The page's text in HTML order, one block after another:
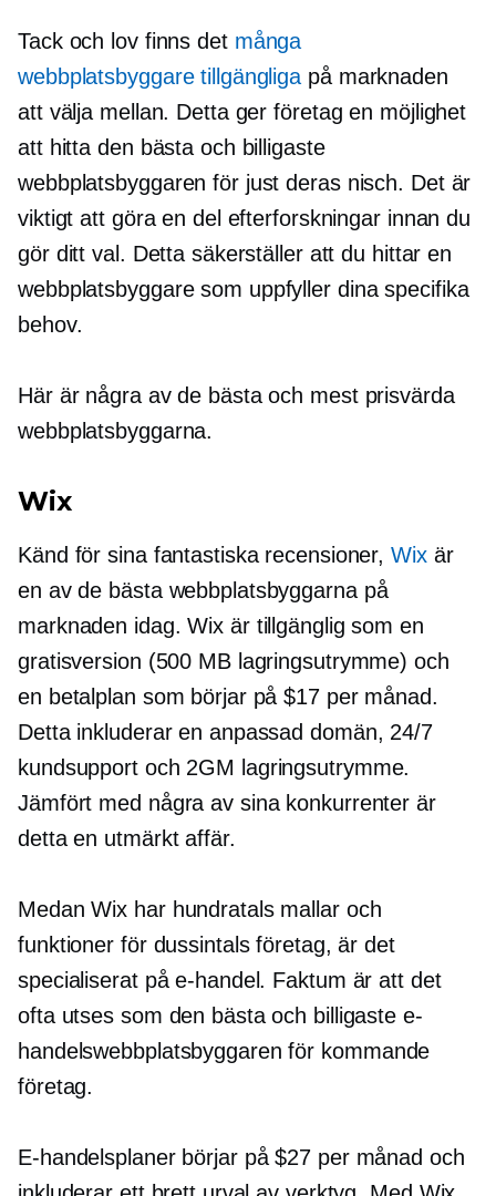
Tack och lov finns det många
webbplatsbyggare tillgängliga på marknaden
att välja mellan. Detta ger företag en möjlighet
att hitta den bästa och billigaste
webbplatsbyggaren för just deras nisch. Det är
viktigt att göra en del efterforskningar innan du
gör ditt val. Detta säkerställer att du hittar en
webbplatsbyggare som uppfyller dina specifika
behov.
Här är några av de bästa och mest prisvärda
webbplatsbyggarna.
Wix
Känd för sina fantastiska recensioner,Wixär
en av de bästa webbplatsbyggarna på
marknaden idag. Wix är tillgänglig som en
gratisversion (500 MB lagringsutrymme) och
en betalplan som börjar på $17 per månad.
Detta inkluderar en anpassad domän, 24/7
kundsupport och 2GM lagringsutrymme.
Jämfört med några av sina konkurrenter är
detta en utmärkt affär.
Medan Wix har hundratals mallar och
funktioner för dussintals företag, är det
specialiserat på e-handel. Faktum är att det
ofta utses som den bästa och billigaste e-
handelswebbplatsbyggaren för kommande
företag.
E-handelsplaner börjar på $27 per månad och